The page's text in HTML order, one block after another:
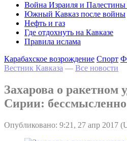
Война Израиля и Палестины
Южный Кавказ после войны
Нефть и газ
Где отдохнуть на Кавказе
Правила ислама
Карабахское возрождение Спорт
Вестник Кавказа — Все новости
Захарова о
Сирии:
Опубликовано: 9:21, 27 апр 2017